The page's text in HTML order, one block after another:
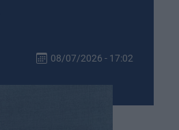
08/07/2026 - 17:02